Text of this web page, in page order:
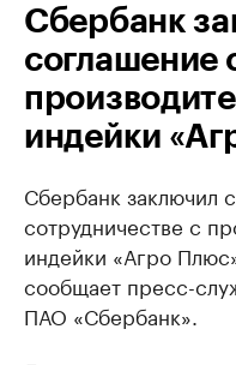
Сбербанк
соглашение
индейки
Сбербанк заключил
сотрудничестве с
индейки «Агро
сообщает пресс-
ПАО «Сбербанк».